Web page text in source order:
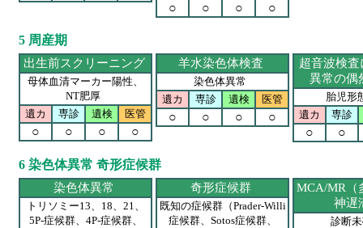
○ ○ ○ ○
5 周産期
出生前スクリーニング
母体血清マーカー陽性、
NT肥厚
遺カ
専診 遺検 医管
○ ○ ○ ○
羊水染色体検査
染色体異常
遺カ
専診 遺検 医管
○ ○ ○ ○
超音波検
異常の偶
胎児形
遺カ
専診
○ ○
6 染色体異常 奇形症候群
染色体異常
トリソミー13、18、21、
5P-症候群、4P-症候群、
奇形症候群
既知の症候群（Prader-Willi
症候群、Sotos症候群、
MCA/MR（
神遅
診断